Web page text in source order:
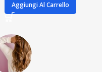
Aggiungi Al Carrello